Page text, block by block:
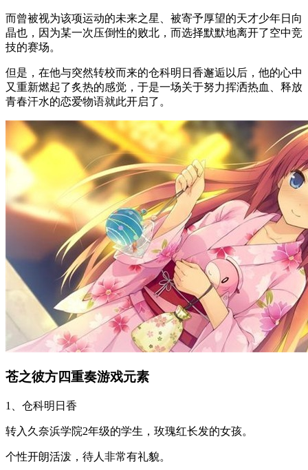
而曾被视为该项运动的未来之星、被寄予厚望的天才少年日向
晶也，因为某一次压倒性的败北，而选择默默地离开了空中竞
技的赛场。
但是，在他与突然转校而来的仓科明日香邂逅以后，他的心中
又重新燃起了炙热的感觉，于是一场关于努力挥洒热血、释放
青春汗水的恋爱物语就此开启了。
苍之彼方四重奏游戏元素
1、仓科明日香
转入久奈浜学院2年级的学生，玫瑰红长发的女孩。
个性开朗活泼，待人非常有礼貌。